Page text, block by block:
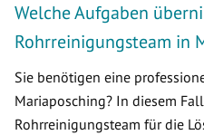
Welche Aufgaben
Rohrreinigungsteam in
Sie benötigen eine
Mariaposching? In diesem
Rohrreinigungsteam für die